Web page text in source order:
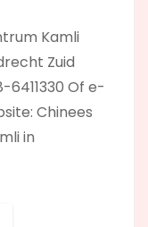
Kamli
Zuid
6411330 Of e-
Chinees
in